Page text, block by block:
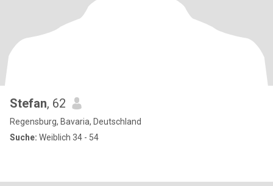
Stefan, 62
Regensburg, Bavaria, Deutschland
Suche: Weiblich 34 - 54